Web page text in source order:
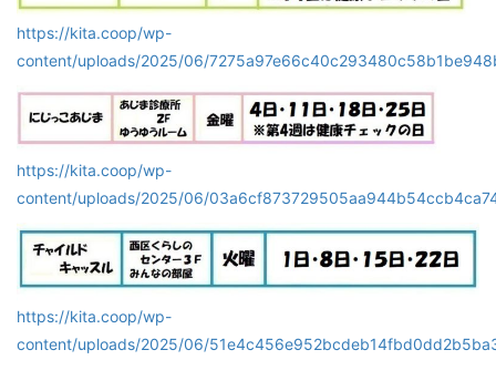
https://kita.coop/wp-
content/uploads/2025/06/
https://kita.coop/wp-
content/uploads/2025/06/
https://kita.coop/wp-
content/uploads/2025/06/